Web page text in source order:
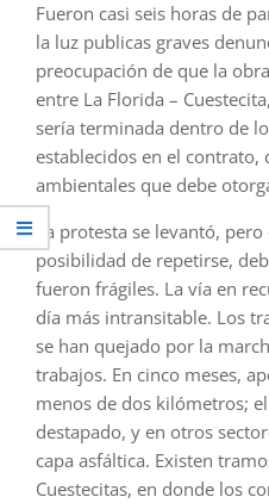
Fueron casi seis horas de
la luz publicas graves
preocupación de que la
entre La Florida –
sería terminada dentro de
establecidos en el
ambientales que debe
La protesta se levantó,
posibilidad de repetirse,
fueron frágiles. La vía en
día más intransitable. Los
se han quejado por la
trabajos. En cinco meses,
menos de dos kilómetros;
destapado, y en otros
capa asfáltica. Existen
Cuestecitas, en donde los